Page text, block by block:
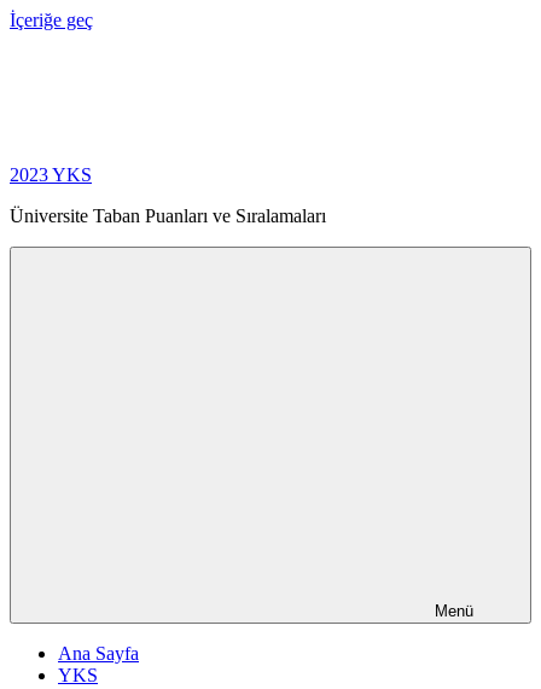
İçeriğe geç
2023 YKS
Üniversite Taban Puanları ve Sıralamaları
Menü
Ana Sayfa
YKS